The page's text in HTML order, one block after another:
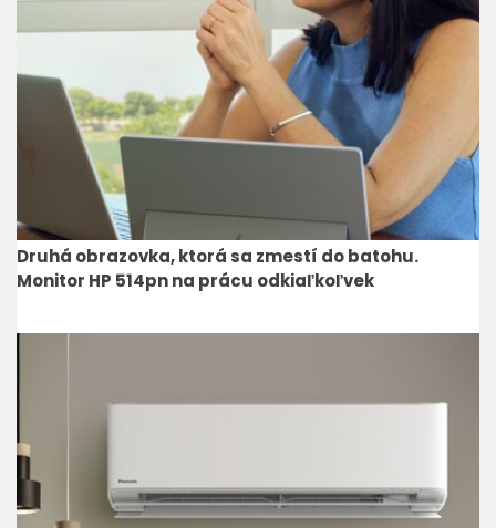
Druhá obrazovka, ktorá sa zmestí do batohu.
Monitor HP 514pn na prácu odkiaľkoľvek